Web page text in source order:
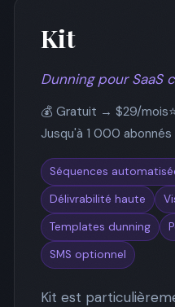
Kit
Dunning pour SaaS
💰 Gratuit → $29/mois
Jusqu'à 1 000
Séquences
Délivrabilité haute
Templates dunning
SMS optionnel
Kit est